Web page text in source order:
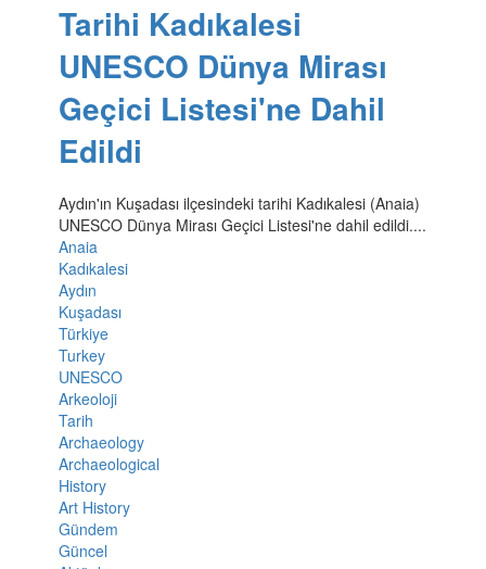
Tarihi Kadıkalesi
UNESCO Dünya Mirası
Geçici Listesi'ne Dahil
Edildi
Aydın'ın Kuşadası ilçesindeki tarihi Kadıkalesi (Anaia)
UNESCO Dünya Mirası Geçici Listesi'ne dahil edildi....
Anaia
Kadıkalesi
Aydın
Kuşadası
Türkiye
Turkey
UNESCO
Arkeoloji
Tarih
Archaeology
Archaeological
History
Art History
Gündem
Güncel